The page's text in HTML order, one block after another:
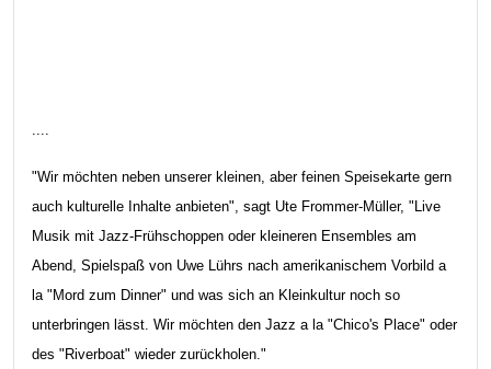
"Wir möchten neben unserer kleinen, aber feinen Speisekarte gern
auch kulturelle Inhalte anbieten", sagt Ute Frommer-Müller, "Live
Musik mit Jazz-Frühschoppen oder kleineren Ensembles am
Abend, Spielspaß von Uwe Lührs nach amerikanischem Vorbild a
la "Mord zum Dinner" und was sich an Kleinkultur noch so
unterbringen lässt. Wir möchten den Jazz a la "Chico's Place" oder
des "Riverboat" wieder zurückholen."